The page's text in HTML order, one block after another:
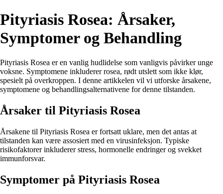
Pityriasis Rosea: Årsaker,
Symptomer og Behandling
Pityriasis Rosea er en vanlig hudlidelse som vanligvis påvirker unge
voksne. Symptomene inkluderer rosea, rødt utslett som ikke klør,
spesielt på overkroppen. I denne artikkelen vil vi utforske årsakene,
symptomene og behandlingsalternativene for denne tilstanden.
Årsaker til Pityriasis Rosea
Årsakene til Pityriasis Rosea er fortsatt uklare, men det antas at
tilstanden kan være assosiert med en virusinfeksjon. Typiske
risikofaktorer inkluderer stress, hormonelle endringer og svekket
immunforsvar.
Symptomer på Pityriasis Rosea